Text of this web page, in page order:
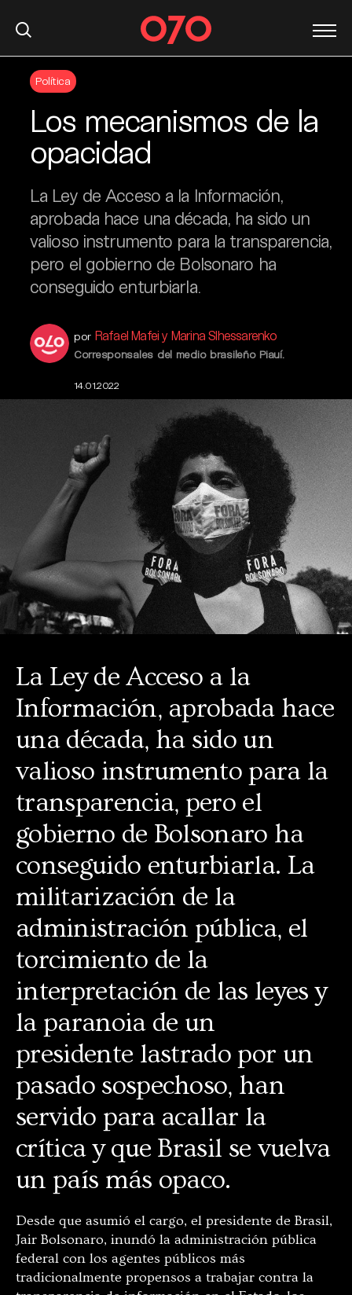
Política
Los mecanismos de la
opacidad
La Ley de Acceso a la Información,
aprobada hace una década, ha sido un
valioso instrumento para la transparencia,
pero el gobierno de Bolsonaro ha
conseguido enturbiarla.
por Rafael Mafei y Marina Slhessarenko
Corresponsales del medio brasileño Piauí.
14.01.2022
La Ley de Acceso a la
Información, aprobada hace
una década, ha sido un
valioso instrumento para la
transparencia, pero el
gobierno de Bolsonaro ha
conseguido enturbiarla. La
militarización de la
administración pública, el
torcimiento de la
interpretación de las leyes y
la paranoia de un
presidente lastrado por un
pasado sospechoso, han
servido para acallar la
crítica y que Brasil se vuelva
un país más opaco.
Desde que asumió el cargo, el presidente de Brasil,
Jair Bolsonaro, inundó la administración pública
federal con los agentes públicos más
tradicionalmente propensos a trabajar contra la